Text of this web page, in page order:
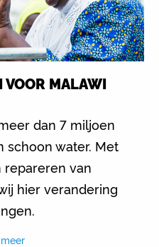
MALAWI
dan 7 miljoen
schoon water. Met
van
hier verandering